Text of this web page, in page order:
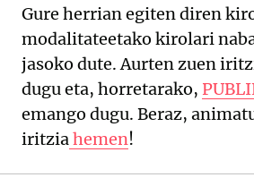
Gure herrian egiten diren
modalitateetako kirolari
jasoko dute. Aurten zuen
dugu eta, horretarako,
emango dugu. Beraz,
iritziahemen!